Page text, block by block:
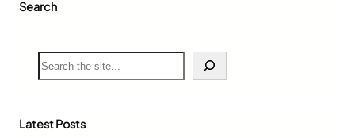
Search
S
e
c
Latest Posts